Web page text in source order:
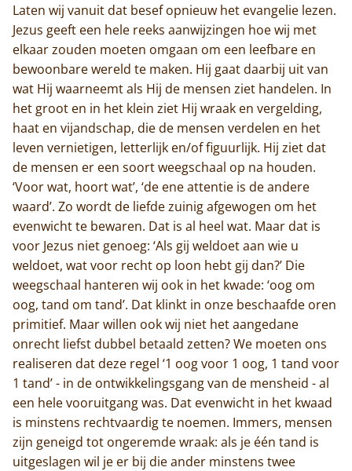
Laten wij vanuit dat besef opnieuw het evangelie lezen.
Jezus geeft een hele reeks aanwijzingen hoe wij met
elkaar zouden moeten omgaan om een leefbare en
bewoonbare wereld te maken. Hij gaat daarbij uit van
wat Hij waarneemt als Hij de mensen ziet handelen. In
het groot en in het klein ziet Hij wraak en vergelding,
haat en vijandschap, die de mensen verdelen en het
leven vernietigen, letterlijk en/of figuurlijk. Hij ziet dat
de mensen er een soort weegschaal op na houden.
‘Voor wat, hoort wat’, ‘de ene attentie is de andere
waard’. Zo wordt de liefde zuinig afgewogen om het
evenwicht te bewaren. Dat is al heel wat. Maar dat is
voor Jezus niet genoeg: ‘Als gij weldoet aan wie u
weldoet, wat voor recht op loon hebt gij dan?’ Die
weegschaal hanteren wij ook in het kwade: ‘oog om
oog, tand om tand’. Dat klinkt in onze beschaafde oren
primitief. Maar willen ook wij niet het aangedane
onrecht liefst dubbel betaald zetten? We moeten ons
realiseren dat deze regel ‘1 oog voor 1 oog, 1 tand voor
1 tand’ - in de ontwikkelingsgang van de mensheid - al
een hele vooruitgang was. Dat evenwicht in het kwaad
is minstens rechtvaardig te noemen. Immers, mensen
zijn geneigd tot ongeremde wraak: als je één tand is
uitgeslagen wil je er bij die ander minstens twee